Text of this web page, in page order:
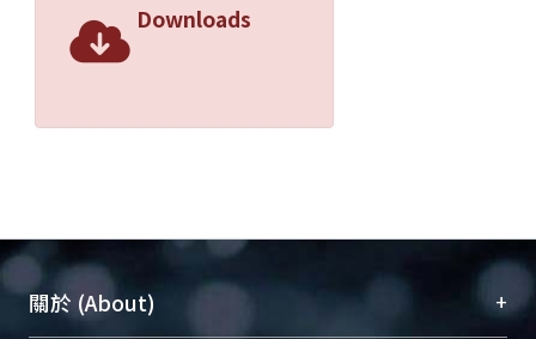
Downloads
關於 (About) +